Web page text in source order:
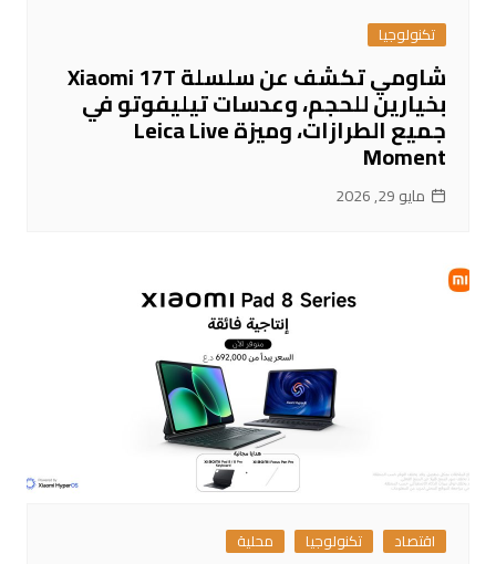
تكنولوجيا
شاومي تكشف عن سلسلة Xiaomi 17T
بخيارين للحجم، وعدسات تيليفوتو في
جميع الطرازات، وميزة Leica Live
Moment
مايو 29, 2026
اقتصاد تكنولوجيا محلية